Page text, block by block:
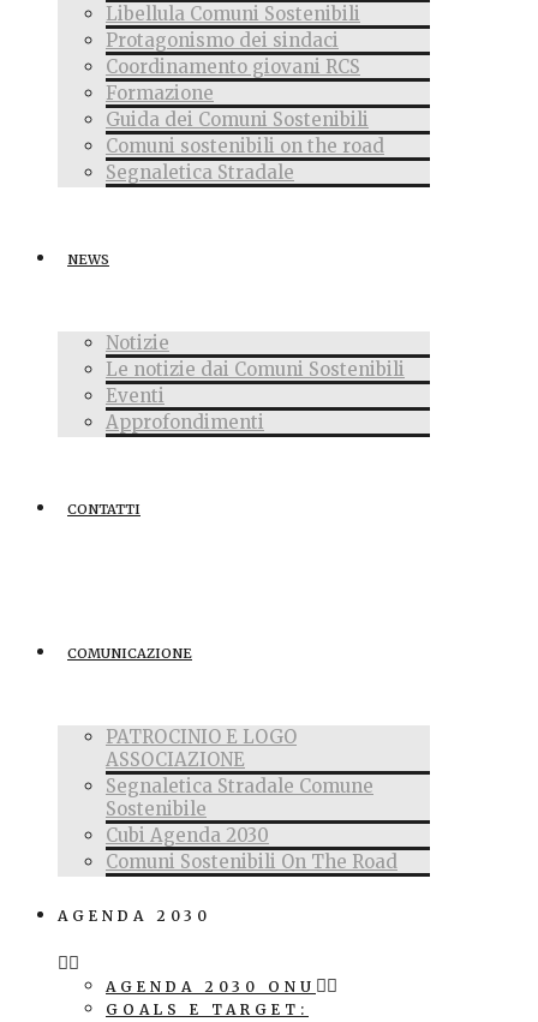
Libellula Comuni Sostenibili
Protagonismo dei sindaci
Coordinamento giovani RCS
Formazione
Guida dei Comuni Sostenibili
Comuni sostenibili on the road
Segnaletica Stradale
NEWS
Notizie
Le notizie dai Comuni Sostenibili
Eventi
Approfondimenti
CONTATTI
COMUNICAZIONE
PATROCINIO E LOGO
ASSOCIAZIONE
Segnaletica Stradale Comune
Sostenibile
Cubi Agenda 2030
Comuni Sostenibili On The Road
AGENDA 2030
AGENDA 2030 ONU
GOALS E TARGET: